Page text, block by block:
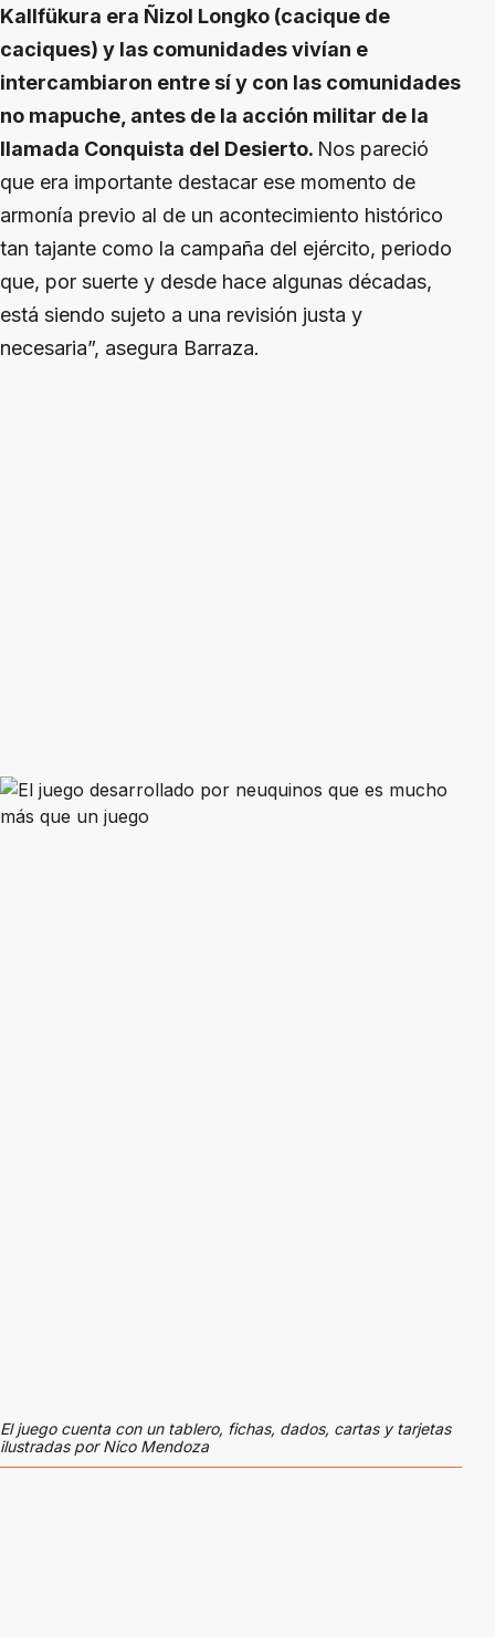
Kallfükura era Ñizol Longko (cacique de
caciques) y las comunidades vivían e
intercambiaron entre sí y con las comunidades
no mapuche, antes de la acción militar de la
llamada Conquista del Desierto. Nos pareció
que era importante destacar ese momento de
armonía previo al de un acontecimiento histórico
tan tajante como la campaña del ejército, periodo
que, por suerte y desde hace algunas décadas,
está siendo sujeto a una revisión justa y
necesaria”, asegura Barraza.
El juego cuenta con un tablero, fichas, dados, cartas y tarjetas
ilustradas por Nico Mendoza